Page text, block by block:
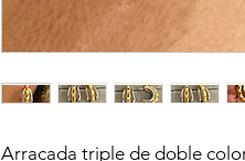
Arracada triple de doble